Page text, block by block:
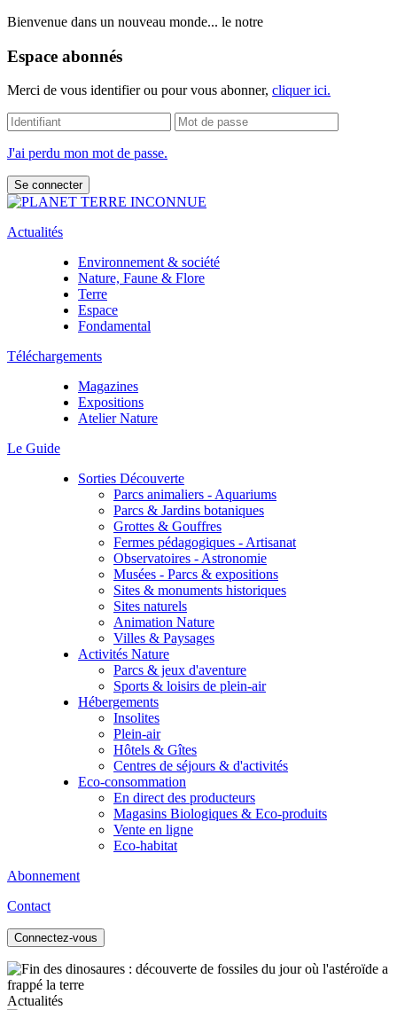
Bienvenue dans un nouveau monde... le notre
Espace abonnés
Merci de vous identifier ou pour vous abonner, cliquer ici.
J'ai perdu mon mot de passe.
Actualités
Environnement & société
Nature, Faune & Flore
Terre
Espace
Fondamental
Téléchargements
Magazines
Expositions
Atelier Nature
Le Guide
Sorties Découverte
Parcs animaliers - Aquariums
Parcs & Jardins botaniques
Grottes & Gouffres
Fermes pédagogiques - Artisanat
Observatoires - Astronomie
Musées - Parcs & expositions
Sites & monuments historiques
Sites naturels
Animation Nature
Villes & Paysages
Activités Nature
Parcs & jeux d'aventure
Sports & loisirs de plein-air
Hébergements
Insolites
Plein-air
Hôtels & Gîtes
Centres de séjours & d'activités
Eco-consommation
En direct des producteurs
Magasins Biologiques & Eco-produits
Vente en ligne
Eco-habitat
Abonnement
Contact
Connectez-vous
Actualités